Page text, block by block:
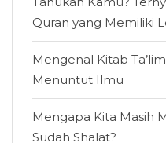
Quran yang Memiliki
Mengenal Kitab
Menuntut Ilmu
Mengapa Kita Masih
Sudah Shalat?